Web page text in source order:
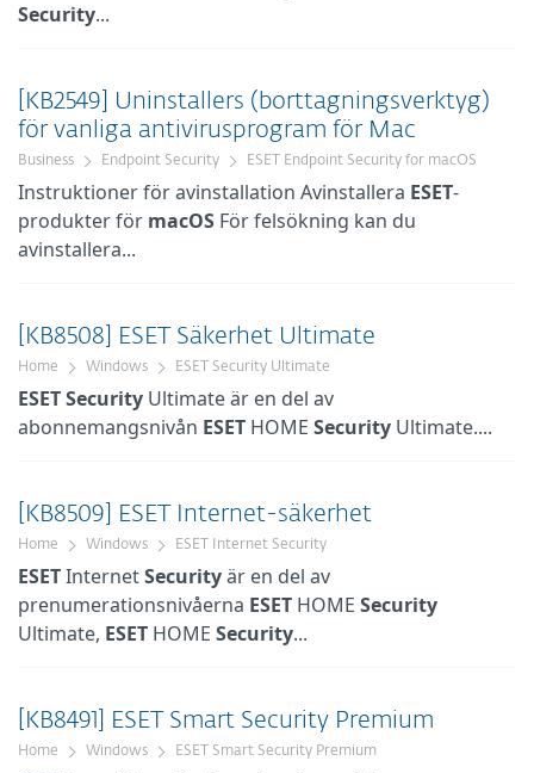
Security...
[KB2549] Uninstallers (borttagningsverktyg)
för vanliga antivirusprogram för Mac
Business Endpoint Security ESET Endpoint Security for macOS
Instruktioner för avinstallation Avinstallera ESET-
produkter för macOS För felsökning kan du
avinstallera...
[KB8508] ESET Säkerhet Ultimate
Home Windows ESET Security Ultimate
ESETSecurity Ultimate är en del av
abonnemangsnivån ESET HOME Security Ultimate....
[KB8509] ESET Internet-säkerhet
Home Windows ESET Internet Security
ESETInternetSecurityär en del av
prenumerationsnivåerna ESET HOME Security
Ultimate, ESET HOME Security...
[KB8491] ESET Smart Security Premium
Home Windows ESET Smart Security Premium